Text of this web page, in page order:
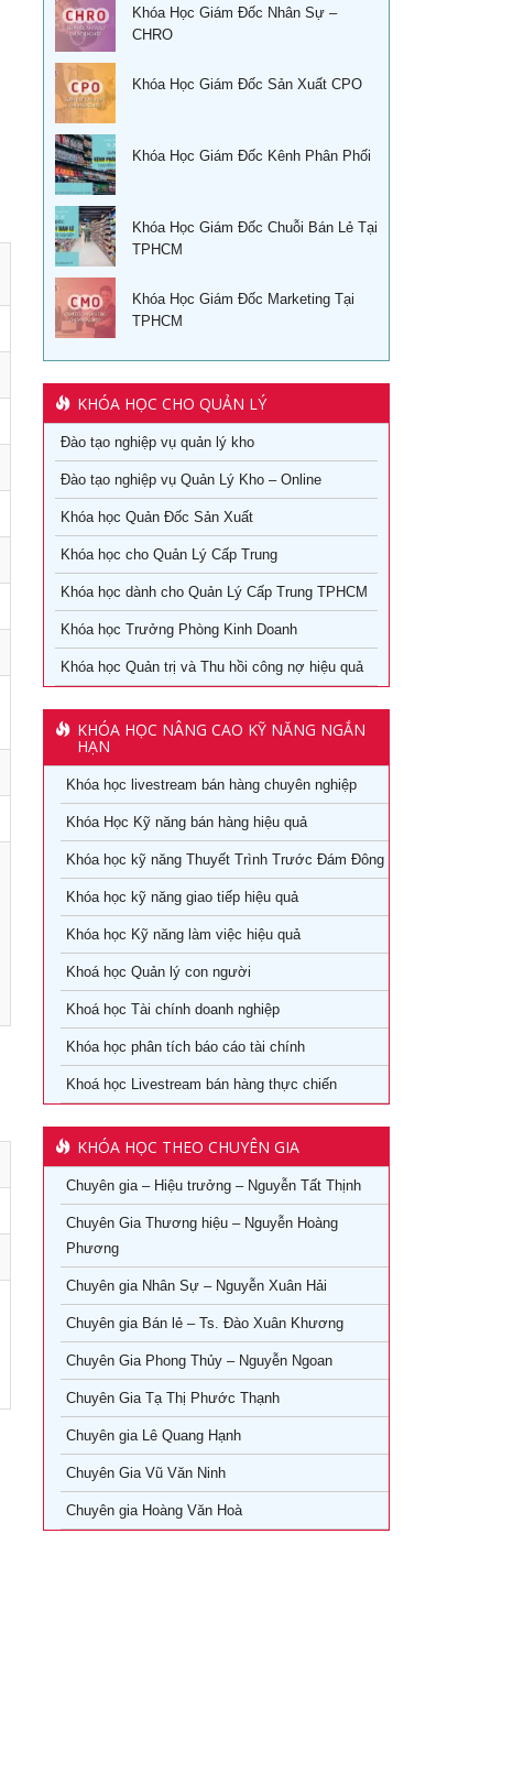
Khóa Học Giám Đốc Nhân Sự –
CHRO
Khóa Học Giám Đốc Sản Xuất CPO
Khóa Học Giám Đốc Kênh Phân Phối
Khóa Học Giám Đốc Chuỗi Bán Lẻ Tại
TPHCM
Khóa Học Giám Đốc Marketing Tại
TPHCM
KHÓA HỌC CHO QUẢN LÝ
Đào tạo nghiệp vụ quản lý kho
Đào tạo nghiệp vụ Quản Lý Kho – Online
Khóa học Quản Đốc Sản Xuất
Khóa học cho Quản Lý Cấp Trung
Khóa học dành cho Quản Lý Cấp Trung TPHCM
Khóa học Trưởng Phòng Kinh Doanh
Khóa học Quản trị và Thu hồi công nợ hiệu quả
KHÓA HỌC NÂNG CAO KỸ NĂNG NGẮN
HẠN
Khóa học livestream bán hàng chuyên nghiệp
Khóa Học Kỹ năng bán hàng hiệu quả
Khóa học kỹ năng Thuyết Trình Trước Đám Đông
Khóa học kỹ năng giao tiếp hiệu quả
Khóa học Kỹ năng làm việc hiệu quả
Khoá học Quản lý con người
Khoá học Tài chính doanh nghiệp
Khóa học phân tích báo cáo tài chính
Khoá học Livestream bán hàng thực chiến
KHÓA HỌC THEO CHUYÊN GIA
Chuyên gia – Hiệu trưởng – Nguyễn Tất Thịnh
Chuyên Gia Thương hiệu – Nguyễn Hoàng
Phương
Chuyên gia Nhân Sự – Nguyễn Xuân Hải
Chuyên gia Bán lẻ – Ts. Đào Xuân Khương
Chuyên Gia Phong Thủy – Nguyễn Ngoan
Chuyên Gia Tạ Thị Phước Thạnh
Chuyên gia Lê Quang Hạnh
Chuyên Gia Vũ Văn Ninh
Chuyên gia Hoàng Văn Hoà
X
Ngày khai
giảng
29/08/2026
05/08/2026
24/08/2026
07/08/2026
22/08/2026
06/08/2026
21/08/2026
28/10/2026
14/09/2026